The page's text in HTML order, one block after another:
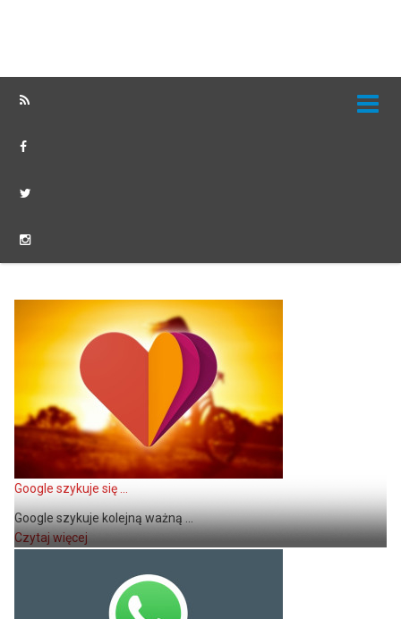
Google szykuje się ...
Google szykuje kolejną ważną ...
Czytaj więcej